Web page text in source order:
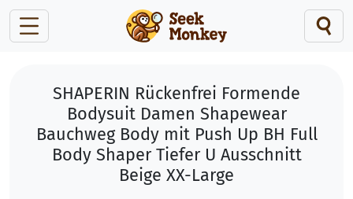
SHAPERIN Rückenfrei Formende
Bodysuit Damen Shapewear
Bauchweg Body mit Push Up BH Full
Body Shaper Tiefer U Ausschnitt
Beige XX-Large